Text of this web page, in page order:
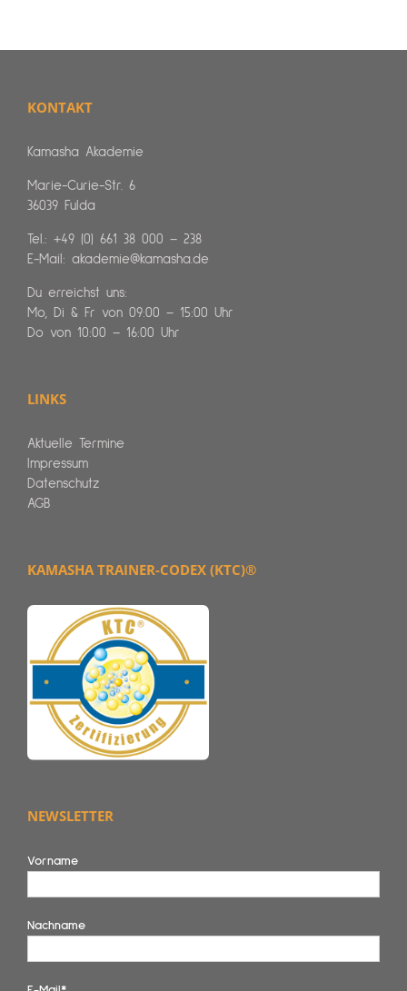
KONTAKT
Kamasha Akademie
Marie-Curie-Str. 6
36039 Fulda
Tel.: +49 (0) 661 38 000 – 238
E-Mail: akademie@kamasha.de
Du erreichst uns:
Mo, Di & Fr von 09:00 – 15:00 Uhr
Do von 10:00 – 16:00 Uhr
LINKS
Aktuelle Termine
Impressum
Datenschutz
AGB
KAMASHA TRAINER-CODEX (KTC)®
NEWSLETTER
Vorname
Nachname